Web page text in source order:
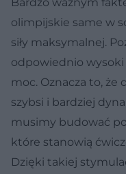
olimpijskie same w
siły maksymalnej.
odpowiednio wysoki
moc. Oznacza to,
szybsi i bardziej
musimy budować
które stanowią
Dzięki takiej